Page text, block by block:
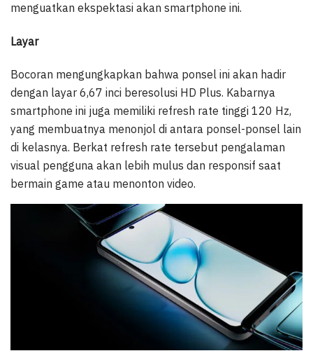
menguatkan ekspektasi akan smartphone ini.
Layar
Bocoran mengungkapkan bahwa ponsel ini akan hadir
dengan layar 6,67 inci beresolusi HD Plus. Kabarnya
smartphone ini juga memiliki refresh rate tinggi 120 Hz,
yang membuatnya menonjol di antara ponsel-ponsel lain
di kelasnya. Berkat refresh rate tersebut pengalaman
visual pengguna akan lebih mulus dan responsif saat
bermain game atau menonton video.